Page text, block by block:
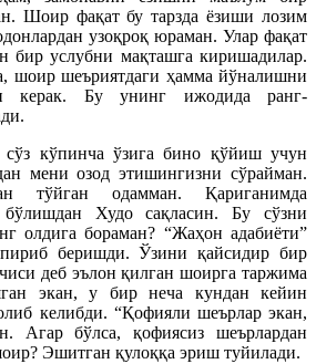
Шоир фақат бу тарзда ёзиши лозим
узоқроқ юраман. Улар фақат
бир услубни мақташга киришадилар.
шоир шеъриятдаги ҳамма йўналишни
керак. Бу унинг ижодида ранг-
кўпинча ўзига бино қўйиш учун
мени озод этишингизни сўрайман.
тўйган одамман. Қариганимда
бўлишдан Худо сақласин. Бу сўзни
олдига бораман? “Жаҳон адабиёти”
беришди. Ўзини қайсидир бир
деб эълон қилган шоирга таржима
экан, у бир неча кундан кейин
келибди. “Қофияли шеърлар экан,
Агар бўлса, қофиясиз шеърлардан
Эшитган қулоққа эриш туйилади.